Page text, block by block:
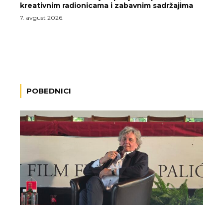
kreativnim radionicama i zabavnim sadržajima
7. avgust 2026.
POBEDNICI